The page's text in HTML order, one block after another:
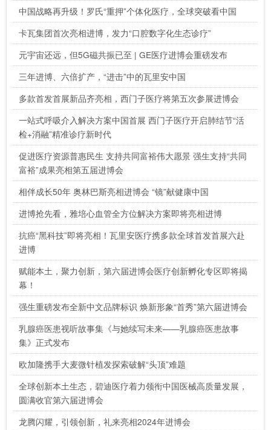
中国战略再升级！罗氏“重押”个体化医疗，全球突破看中国
卡瓦集团首次亮相进博，发力“口腔数字化生态诊疗”
元宇宙还远，但5G磁共振已至 | GE医疗进博会重磅发布
三年进博、六倍扩产，“进击”中的瓦里安中国
多款首发首展新品齐亮相，西门子医疗将第五次参展进博会
一站式呼吸介入解决方案中国首展 西门子医疗开启肺结节“活
检+消融”精准诊疗新时代
促进医疗资源普惠民生 支持共同富裕伟大愿景 强生支持“共同
富裕”成果亮相第五届进博会
相伴成长50年 奥林巴斯亮相进博会 “镜”献健康中国
进博抢先看，雅培心血管全方位解决方案即将亮相进博
抗癌“黑科技”即将亮相！瓦里安医疗携多款全球首发首展六赴
进博
赋能本土，聚力创新，第六届进博会医疗创新孵化专区即将揭
幕！
强生重磅发布全新中文品牌标识 焕新形象“首秀”第六届进博会
乳腺癌医患视听故事集《与她续写未来——乳腺癌医患故事
集》正式发布
欧加隆携手大麦微针植发探索破解“头顶”难题
全球创新本土生态，碧迪医疗着力领衔中国医械高质量发展，
圆满收官第六届进博会
龙腾闪耀，引领创新，礼来亮相2024年进博会